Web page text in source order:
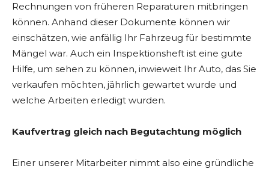
Rechnungen von früheren Reparaturen mitbringen
können. Anhand dieser Dokumente können wir
einschätzen, wie anfällig Ihr Fahrzeug für bestimmte
Mängel war. Auch ein Inspektionsheft ist eine gute
Hilfe, um sehen zu können, inwieweit Ihr Auto, das Sie
verkaufen möchten, jährlich gewartet wurde und
welche Arbeiten erledigt wurden.
Kaufvertrag gleich nach Begutachtung möglich
Einer unserer Mitarbeiter nimmt also eine gründliche